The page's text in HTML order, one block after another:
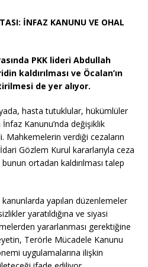
İNFAZ KANUNU VE OHAL
PKK lideri Abdullah
kaldırılması ve Öcalan’ın
de yer alıyor.
hasta tutuklular, hükümlüler
Kanunu’nda değişiklik
Mahkemelerin verdiği cezaların
Gözlem Kurul kararlarıyla ceza
ortadan kaldırılması talep
yapılan düzenlemeler
yaratıldığına ve siyasi
yararlanması gerektiğine
Terörle Mücadele Kanunu
uygulamalarına ilişkin